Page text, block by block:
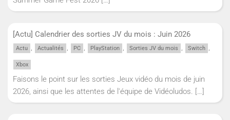
[Actu] Calendrier des sorties JV du mois : Juin 2026
Actu , Actualités , PC , PlayStation , Sorties JV du mois , Switch ,
Xbox
Faisons le point sur les sorties Jeux vidéo du mois de juin
2026, ainsi que les attentes de l'équipe de Vidéoludos. […]